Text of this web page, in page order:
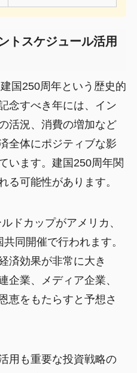
トスケジュール活用
国250周年という歴史的
念すべき年には、イン
活況、消費の増加など
全体にポジティブな影
います。建国250周年関
る可能性があります。
ドカップがアメリカ、
同開催で行われます。
済効果が非常に大き
企業、メディア企業、
恵をもたらすと予想さ
用も重要な投資戦略の